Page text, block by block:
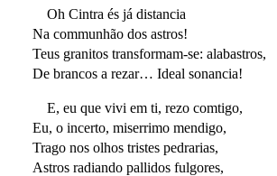
Oh Cintra és já distancia
Na communhão dos astros!
Teus granitos transformam-se: alabastros,
De brancos a rezar… Ideal sonancia!
E, eu que vivi em ti, rezo comtigo,
Eu, o incerto, miserrimo mendigo,
Trago nos olhos tristes pedrarias,
Astros radiando pallidos fulgores,